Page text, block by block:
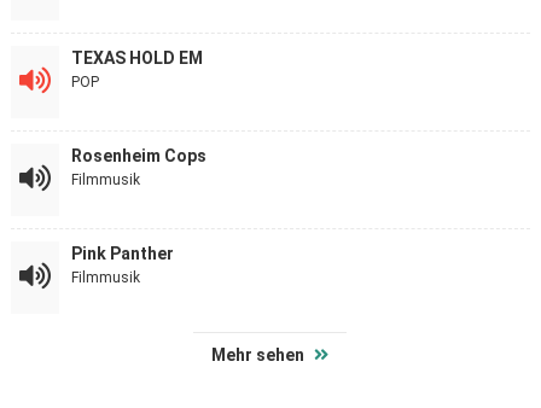
TEXAS HOLD EM
POP
Rosenheim Cops
Filmmusik
Pink Panther
Filmmusik
Mehr sehen